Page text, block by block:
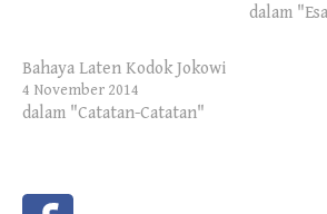
dalam
Bahaya Laten Kodok Jokowi
4 November 2014
dalam "Catatan-Catatan"